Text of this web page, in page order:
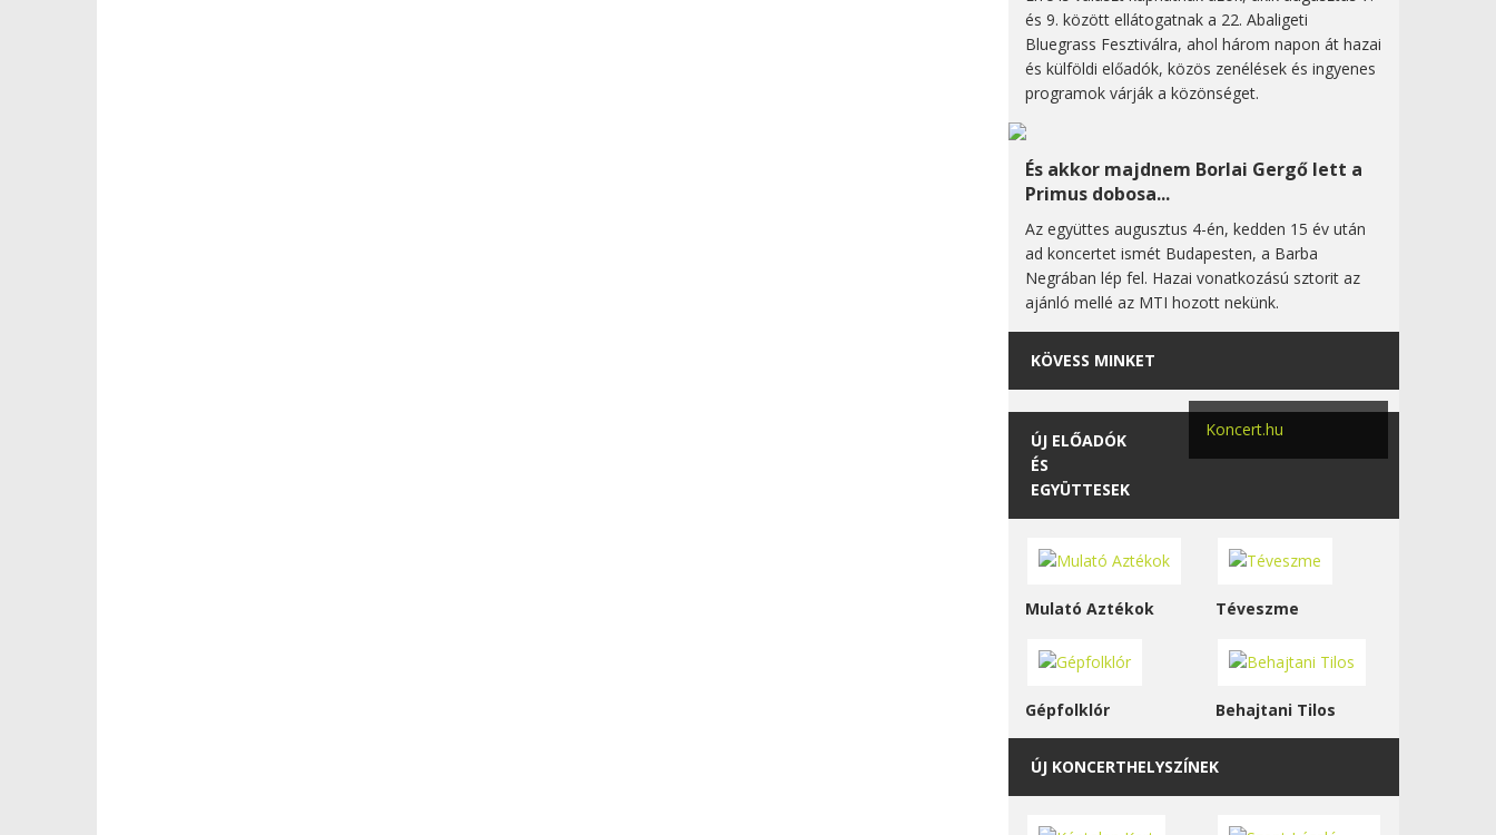
és 9. között ellátogatnak a 22. Abaligeti
Bluegrass Fesztiválra, ahol három napon át hazai
és külföldi előadók, közös zenélések és ingyenes
programok várják a közönséget.
És akkor majdnem Borlai Gergő lett a
Primus dobosa...
Az együttes augusztus 4-én, kedden 15 év után
ad koncertet ismét Budapesten, a Barba
Negrában lép fel. Hazai vonatkozású sztorit az
ajánló mellé az MTI hozott nekünk.
KÖVESS MINKET
Koncert.hu
ÚJ ELŐADÓK
ÉS
EGYÜTTESEK
Mulató Aztékok Téveszme
Gépfolklór Behajtani Tilos
ÚJ KONCERTHELYSZÍNEK